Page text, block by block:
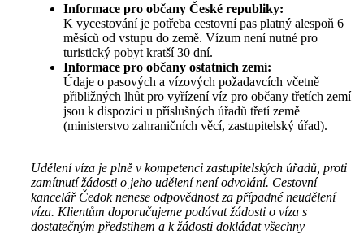
Informace pro občany České republiky:
K vycestování je potřeba cestovní pas platný alespoň 6
měsíců od vstupu do země. Vízum není nutné pro
turistický pobyt kratší 30 dní.
Informace pro občany ostatních zemí:
Údaje o pasových a vízových požadavcích včetně
přibližných lhůt pro vyřízení víz pro občany třetích zemí
jsou k dispozici u příslušných úřadů třetí země
(ministerstvo zahraničních věcí, zastupitelský úřad).
Udělení víza je plně v kompetenci zastupitelských úřadů, proti
zamítnutí žádosti o jeho udělení není odvolání. Cestovní
kancelář Čedok nenese odpovědnost za případné neudělení
víza. Klientům doporučujeme podávat žádosti o víza s
dostatečným předstihem a k žádosti dokládat všechny